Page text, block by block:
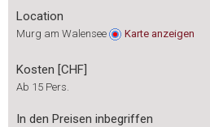
Location
Murg am Walensee Karte anzeigen
Kosten [CHF]
Ab 15 Pers.
In den Preisen inbegriffen